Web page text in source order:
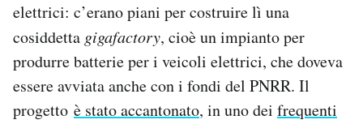
elettrici: c’erano piani per costruire lì una
cosiddetta gigafactory, cioè un impianto per
produrre batterie per i veicoli elettrici, che doveva
essere avviata anche con i fondi del PNRR. Il
progetto è stato accantonato, in uno dei frequenti